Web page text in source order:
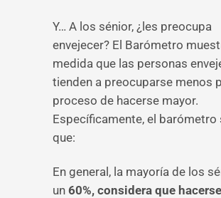
Y… A los sénior, ¿les preocupa
envejecer? El Barómetro
medida que las personas
tienden a preocuparse menos
proceso de hacerse mayor.
Específicamente, el barómetro
que:
En general, la mayoría de los
un 60%, considera que